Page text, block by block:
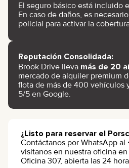
El seguro básico está incluido
En caso de daños, es
policial para activar la
Reputación Consolidada:
Brook Drive lleva más de 20
mercado de alquiler premium
flota de más de 400 vehículos
5/5 en Google.
¿Listo para reservar el
Contáctanos por WhatsApp al
visítanos en nuestra oficina en
Oficina 307, abierta las 24